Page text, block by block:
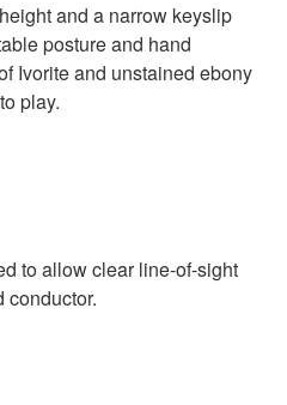
and a narrow keyslip
posture and hand
Ivorite and unstained ebony
play.
to allow clear line-of-sight
conductor.